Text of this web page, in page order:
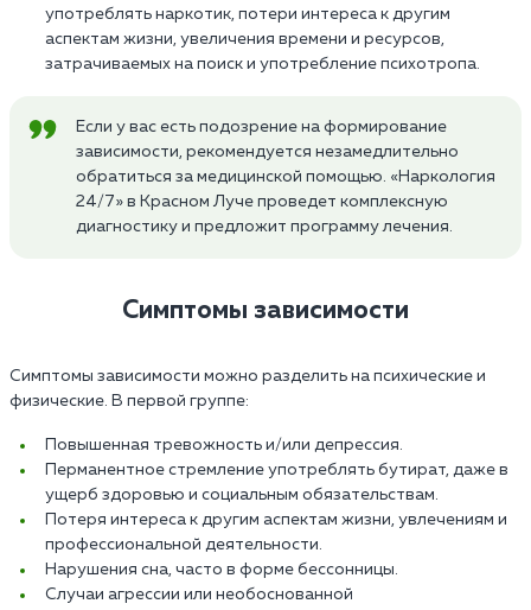
употреблять наркотик, потери интереса к другим
аспектам жизни, увеличения времени и ресурсов,
затрачиваемых на поиск и употребление психотропа.
Если у вас есть подозрение на формирование
зависимости, рекомендуется незамедлительно
обратиться за медицинской помощью. «Наркология
24/7» в Красном Луче проведет комплексную
диагностику и предложит программу лечения.
Симптомы зависимости
Симптомы зависимости можно разделить на психические и
физические. В первой группе:
Повышенная тревожность и/или депрессия.
Перманентное стремление употреблять бутират, даже в
ущерб здоровью и социальным обязательствам.
Потеря интереса к другим аспектам жизни, увлечениям и
профессиональной деятельности.
Нарушения сна, часто в форме бессонницы.
Случаи агрессии или необоснованной